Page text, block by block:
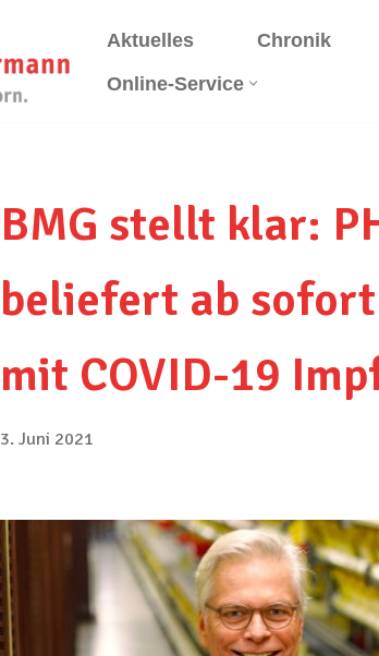
Aktuelles Chronik
Online-Service
BMG stellt klar:
beliefert ab
mit COVID-19
3. Juni 2021